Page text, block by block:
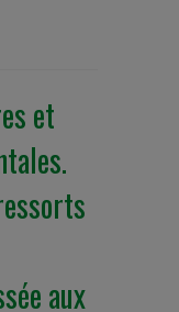
et
aux